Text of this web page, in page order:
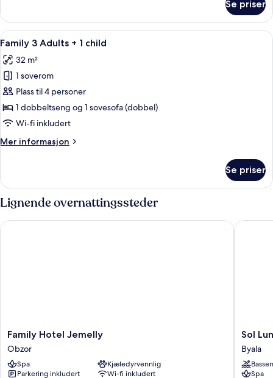
3
Adults
Se priser
Åpne
alle
bildene
av
Family
3
Adults
1
Skrivebord, lydisolert, wi-fi
5
Family 3 Adults + 1 child
32 m²
1 soverom
Plass til 4 personer
1 dobbeltseng og 1 sovesofa (dobbel)
Wi-fi inkludert
Mer informasjon
Mer
3
Adults
+
child
Se priser
Lignende overnattingssteder
Family
Hotel
Jemelly
Obzor
Family Hotel Jemelly
Obzor
Spa
Kjæledyrvennlig
Parkering inkludert
Wi-fi inkludert
Family Hotel Jemelly
Sol
Luna
Bay
Resort
Sol
Byala
Spa
Sol